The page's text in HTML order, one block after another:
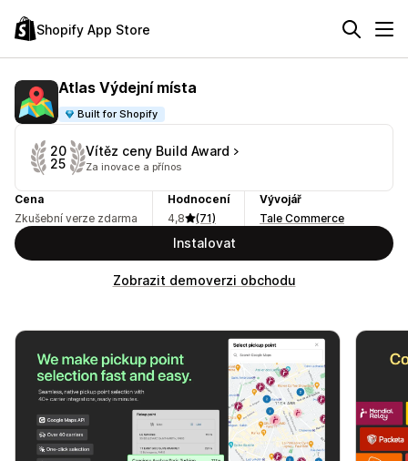
Shopify App Store
Atlas Výdejní místa
Built for Shopify
20
25
Vítěz ceny Build Award
Za inovace a přínos
Cena
Zkušební verze zdarma
Hodnocení
4,8
(71)
Vývojář
Tale Commerce
Instalovat
Zobrazit demoverzi obchodu